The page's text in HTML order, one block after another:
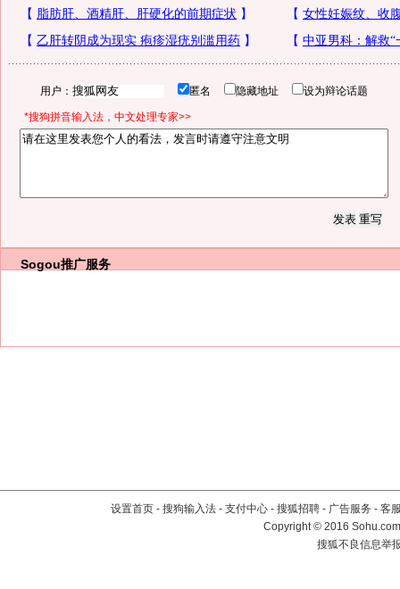
用户： 匿名 隐藏地址 设为辩论话题
*搜狗拼音输入法，中文处理专家>>
Sogou推广服务
设置首页 - 搜狗输入法 - 支付中心 - 搜狐招聘 - 广告服务 - 客
Copyright©2016
搜狐不良信息举